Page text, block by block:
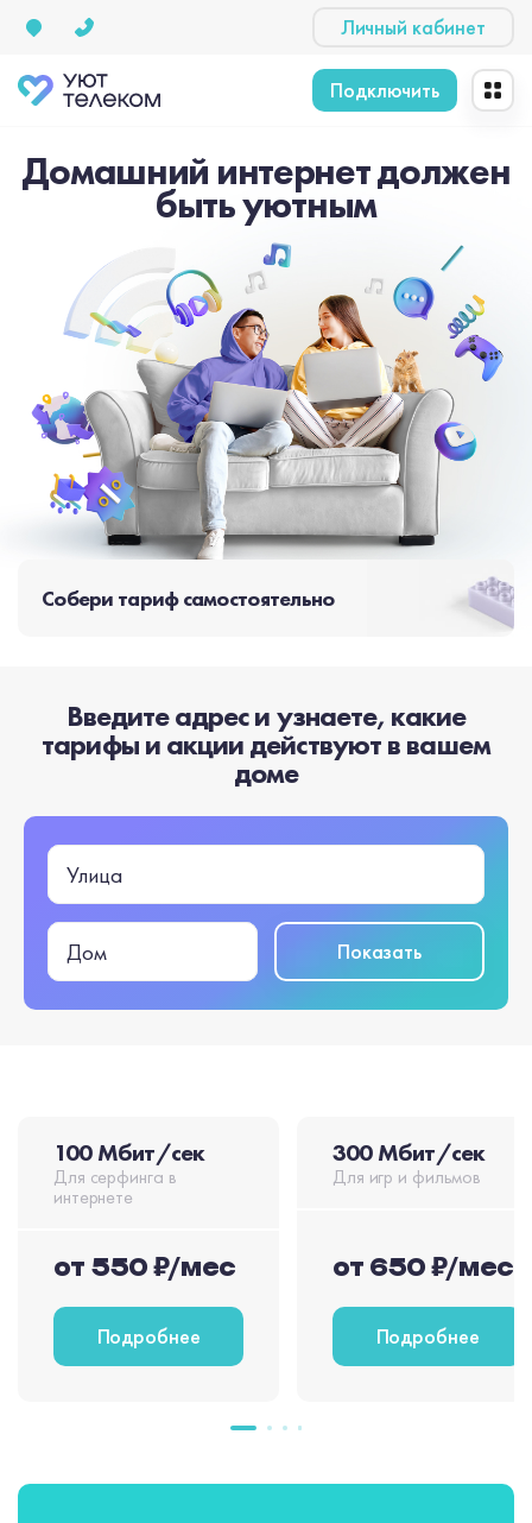
Личный кабинет
Подключить
Домашний интернет должен
быть уютным
Собери тариф самостоятельно
Введите адрес и узнаете, какие
тарифы и акции действуют в вашем
доме
Улица
Дом Показать
100 Мбит/сек
Для серфинга в
интернете
от 550 ₽/мес
Подробнее
300 Мбит/сек
Для игр и фильмов
от 650 ₽/мес
Подробнее